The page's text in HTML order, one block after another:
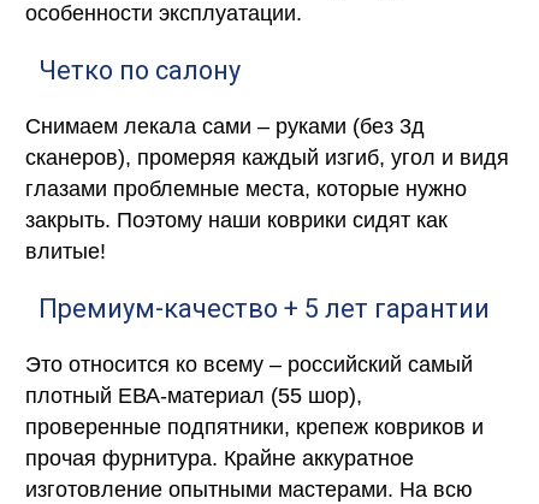
особенности эксплуатации.
Четко по салону
Снимаем лекала сами – руками (без 3д
сканеров), промеряя каждый изгиб, угол и видя
глазами проблемные места, которые нужно
закрыть. Поэтому наши коврики сидят как
влитые!
Премиум-качество + 5 лет гарантии
Это относится ко всему – российский самый
плотный ЕВА-материал (55 шор),
проверенные подпятники, крепеж ковриков и
прочая фурнитура. Крайне аккуратное
изготовление опытными мастерами. На всю